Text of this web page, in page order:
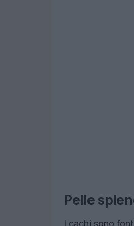
Pelle
I cachi sono